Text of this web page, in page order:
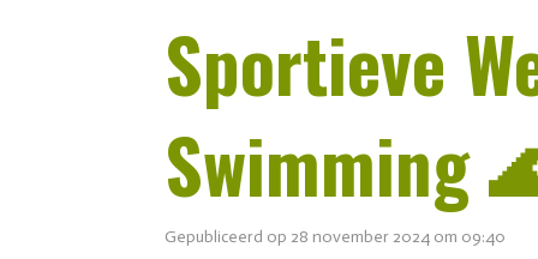
Sportieve
Swimming
Gepubliceerd op 28 november 2024 om 09:40